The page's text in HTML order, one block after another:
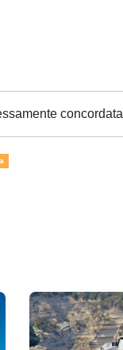
concordata